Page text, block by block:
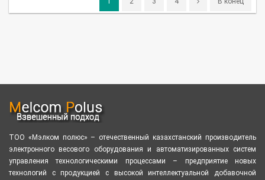
ТОО «Мэлком полюс» – отечественный казахстанский производитель
электронного весового оборудования и автоматизированных систем
управления технологическими процессами – предприятие новых
технологий с продукцией с высокой интеллектуальной добавочной